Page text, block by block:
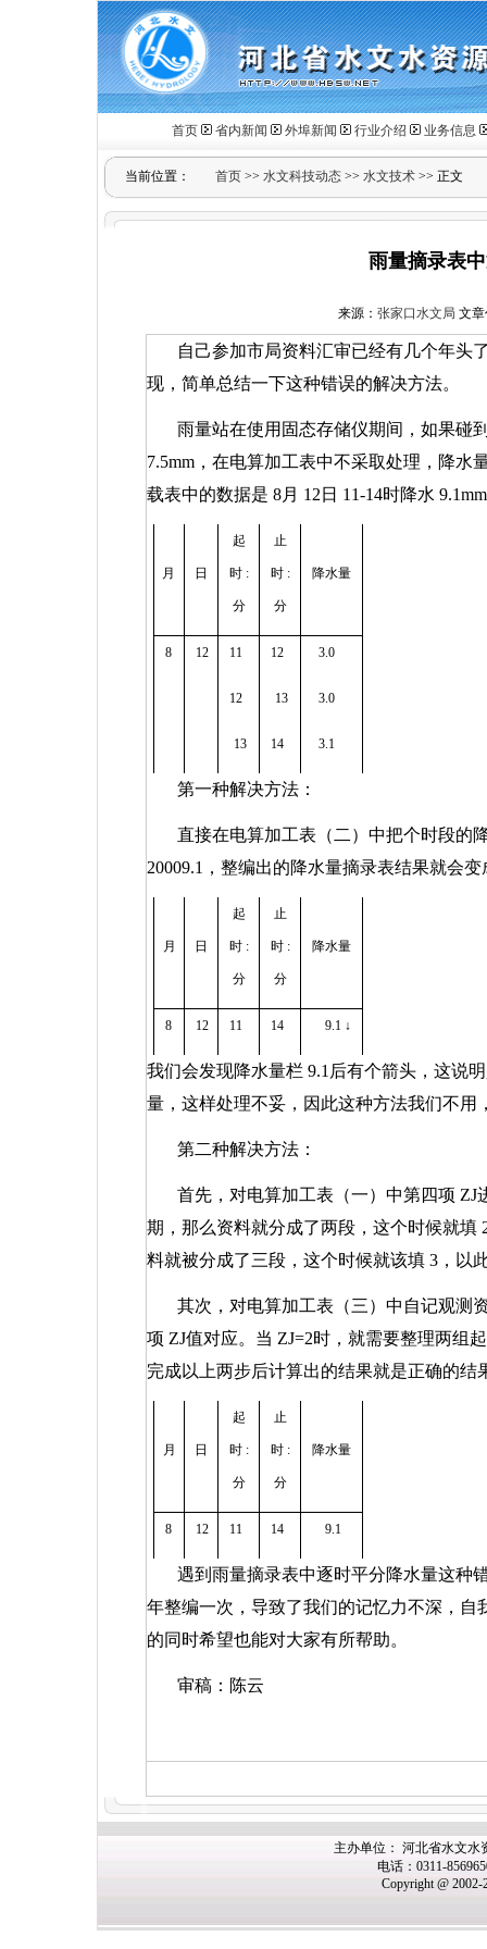
首页 省内新闻 外埠新闻 行业介绍 业务信息
当前位置： 首页 >> 水文科技动态 >> 水文技术 >> 正文
雨量摘录表
来源： 张家口水文局 文章
自己参加市局资料汇审已经有几个年头
现，简单总结一下这种错误的解决方法。
雨量站在使用固态存储仪期间，如果碰
7.5mm ，在电算加工表中不采取处理，降水
载表中的数据是 8月 12 日 11-14时降水 9.1mm
月 日
起
时 :
分
止
时 :
分
降水量
8 12 11 12 3.0
12 13 3.0
13 14 3.1
第一种解决方法：
直接在电算加工表（二）中把个时段的
20009.1 ，整编出的降水量摘录表结果就会
月 日
起
时 :
分
止
时 :
分
降水量
8 12 11 14 9.1 ↓
我们会发现降水量栏 9.1 后有个箭头，这说
量，这样处理不妥，因此这种方法我们不用
第二种解决方法：
首先，对电算加工表（一）中第四项 ZJ
期，那么资料就分成了两段，这个时候就填
料就被分成了三段，这个时候就该填 3 ，以
其次，对电算加工表（三）中自记观测
项 ZJ值对应。当 ZJ=2时，就需要整理两组
完成以上两步后计算出的结果就是正确的结
月 日
起
时 :
分
止
时 :
分
降水量
8 12 11 14 9.1
遇到雨量摘录表中逐时平分降水量这种
年整编一次，导致了我们的记忆力不深，
的同时希望也能对大家有所帮助。
审稿：陈云
主办单位： 河北省水文水
电话：0311-
Copyright @ 2002-